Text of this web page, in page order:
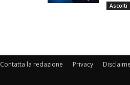
Ascolti
Contatta la redazione Privacy